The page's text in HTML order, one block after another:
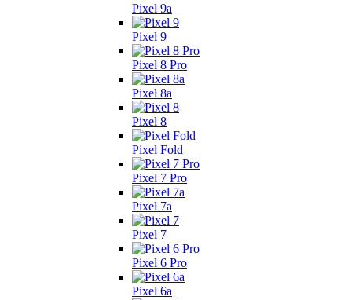
Pixel 9a
Pixel 9
Pixel 8 Pro
Pixel 8a
Pixel 8
Pixel Fold
Pixel 7 Pro
Pixel 7a
Pixel 7
Pixel 6 Pro
Pixel 6a